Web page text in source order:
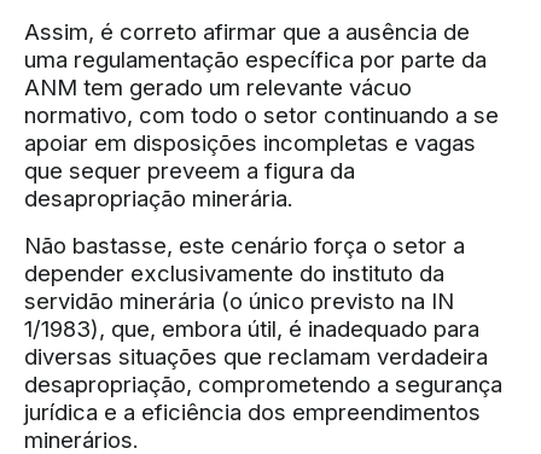
Assim, é correto afirmar que a ausência de
uma regulamentação específica por parte da
ANM tem gerado um relevante vácuo
normativo, com todo o setor continuando a se
apoiar em disposições incompletas e vagas
que sequer preveem a figura da
desapropriação minerária.
Não bastasse, este cenário força o setor a
depender exclusivamente do instituto da
servidão minerária (o único previsto na IN
1/1983), que, embora útil, é inadequado para
diversas situações que reclamam verdadeira
desapropriação, comprometendo a segurança
jurídica e a eficiência dos empreendimentos
minerários.